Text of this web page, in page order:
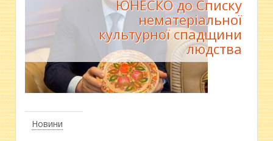
Новини
ЮНЕСКО до Списку
нематеріальної
культурної спадщини
людства